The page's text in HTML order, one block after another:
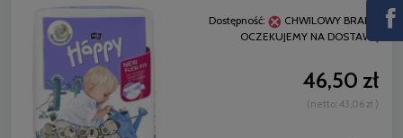
Dostępność:
CHWILOWY BRAK -
OCZEKUJEMY NA DOSTAWĘ
46,50 zł
(netto: 43,06 zł )